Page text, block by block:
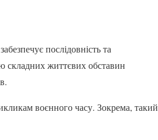
послідовність та
складних життєвих обставин
воєнного часу. Зокрема, такий